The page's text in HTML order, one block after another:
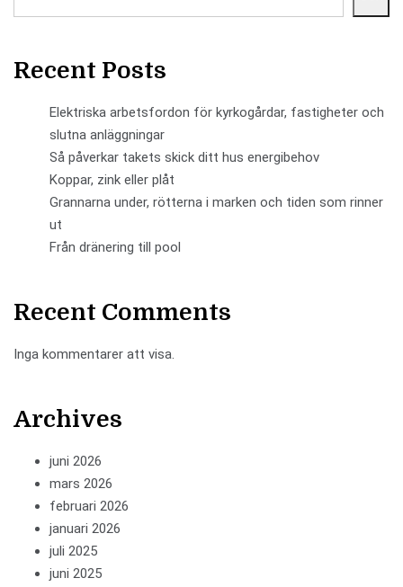
Recent Posts
Elektriska arbetsfordon för kyrkogårdar, fastigheter och
slutna anläggningar
Så påverkar takets skick ditt hus energibehov
Koppar, zink eller plåt
Grannarna under, rötterna i marken och tiden som rinner
ut
Från dränering till pool
Recent Comments
Inga kommentarer att visa.
Archives
juni 2026
mars 2026
februari 2026
januari 2026
juli 2025
juni 2025